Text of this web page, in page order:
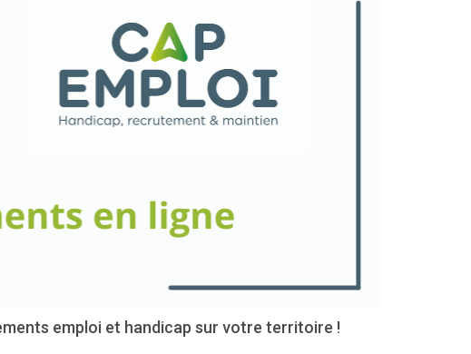
emploi et handicap sur votre territoire !